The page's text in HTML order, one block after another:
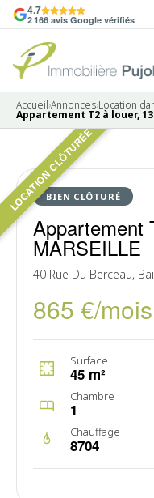
4.7
2 166 avis Google vérifiés
Accueil›Annonces›Location
Appartement T2 à louer,
LOCATION CLÔTURÉE
BIEN CLÔTURÉ
Appartement
MARSEILLE
40 Rue Du Berceau,
865 €/mois
Surface
45 m²
Chambre
1
Chauffage
8704
LOUÉ